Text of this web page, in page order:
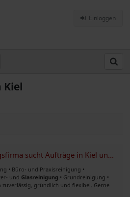
Einloggen
Kiel
Zuverlässige Reinigungsfirma sucht Aufträge in Kiel und Umgebung
• Büro- und Praxisreinigung •
und Glasreinigung • Grundreinigung •
gründlich und flexibel. Gerne